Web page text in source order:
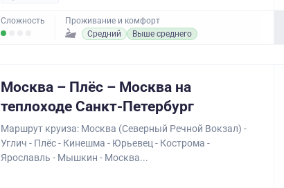
Сложность
Проживание и комфорт
Средний
Выше среднего
Москва – Плёс – Москва на
теплоходе Санкт-Петербург
Маршрут круиза: Москва (Северный Речной Вокзал) -
Углич - Плёс - Кинешма - Юрьевец - Кострома -
Ярославль - Мышкин - Москва...